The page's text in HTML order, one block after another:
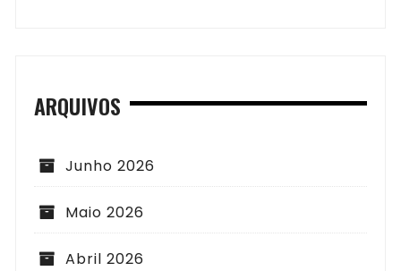
ARQUIVOS
Junho 2026
Maio 2026
Abril 2026